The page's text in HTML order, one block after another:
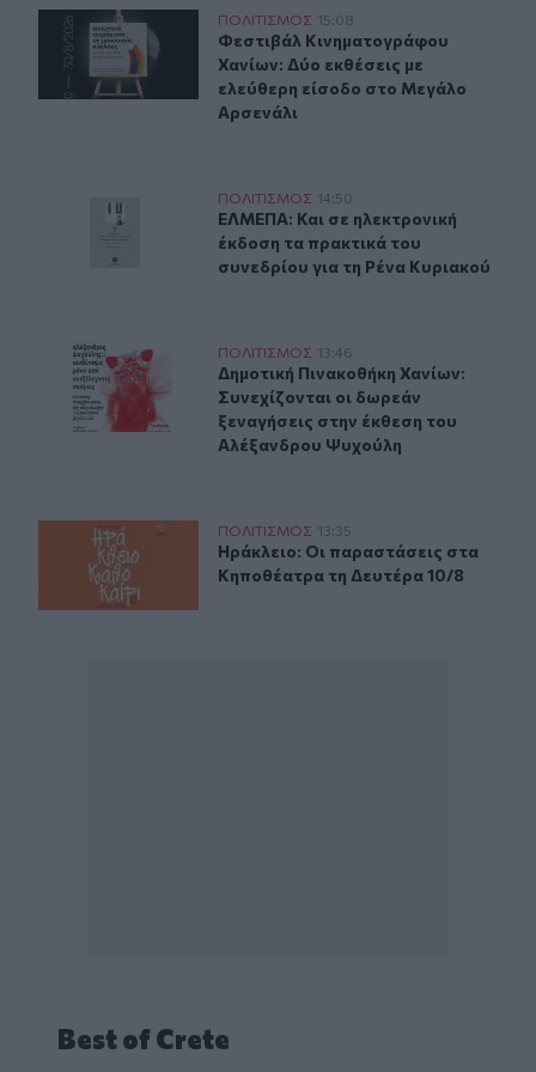
Δύο ξεχωριστές εκθέσεις του Φεστιβάλ
ΠΟΛΙΤΙΣΜΟΣ 15:08
Φεστιβάλ Κινηματογράφου
Φεστιβάλ Κινηματογράφου
Χανίων: Δύο εκθέσεις με
ελεύθερη είσοδο στο Μεγάλο
Αρσενάλι
ΕΛΜΕΠΑ: Και σε ηλεκτρονική έκδοση τα πρακτικά του
ΠΟΛΙΤΙΣΜΟΣ 14:50
ΕΛΜΕΠΑ: Και σε ηλεκτρονική
ΕΛΜΕΠΑ: Και σε ηλεκτρονική
έκδοση τα πρακτικά του
συνεδρίου για τη Ρένα Κυριακού
Δημοτική Πινακοθήκη Χανίων: Συνεχίζονται οι
ΠΟΛΙΤΙΣΜΟΣ 13:46
Δημοτική Πινακοθήκη Χανίων:
Δημοτική Πινακοθήκη Χανίων:
Συνεχίζονται οι δωρεάν
ξεναγήσεις στην έκθεση του
Αλέξανδρου Ψυχούλη
Ηράκλειο: Οι παραστάσεις στα Κηποθέατρα τη
ΠΟΛΙΤΙΣΜΟΣ 13:35
Ηράκλειο: Οι παραστάσεις στα
Ηράκλειο: Οι παραστάσεις στα
Κηποθέατρα τη Δευτέρα 10/8
Best of Crete